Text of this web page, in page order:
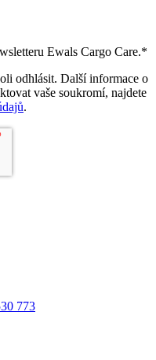
Ewals Cargo Care.*
odhlásit. Další informace o
vaše soukromí, najdete
.
773